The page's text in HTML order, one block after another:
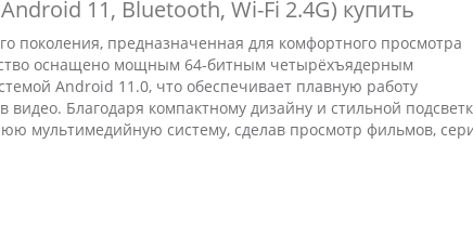
11, Bluetooth, Wi-Fi 2.4G) купить
поколения, предназначенная для комфортного просмотра
оснащено мощным 64-битным четырёхъядерным
Android 11.0, что обеспечивает плавную работу
Благодаря компактному дизайну и стильной
мультимедийную систему, сделав просмотр фильмов,